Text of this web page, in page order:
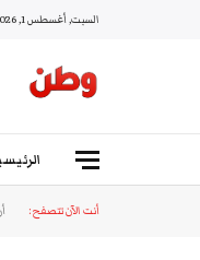
السبت, أغسطس 1, 2026
أنت الآن تتصفح: